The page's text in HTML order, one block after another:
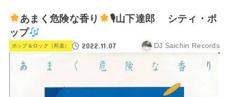
あまく危険な香り
🎙山下達郎 シティ・ポ
ップ
ポップ＆ロック（邦楽） 2022.11.07 DJ Saichin Records